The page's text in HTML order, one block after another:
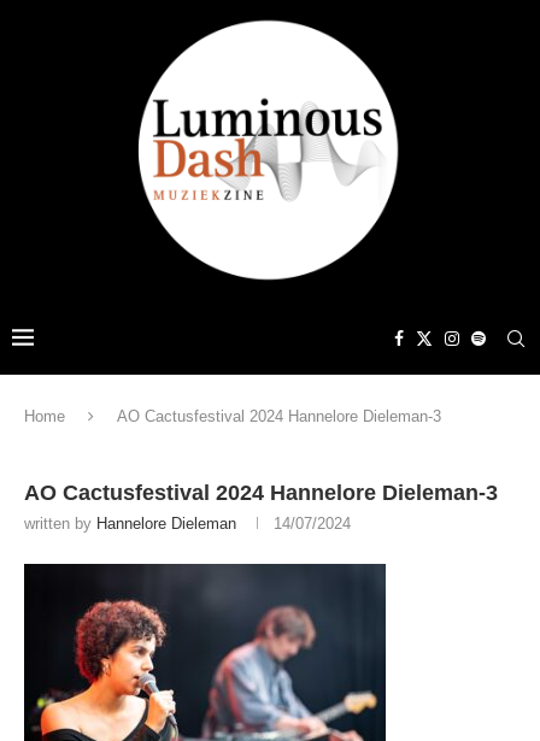
Home AO Cactusfestival 2024 Hannelore Dieleman-3
AO Cactusfestival 2024 Hannelore Dieleman-3
written by Hannelore Dieleman 14/07/2024